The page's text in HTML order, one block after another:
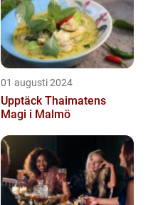
01 augusti 2024
Upptäck Thaimatens
Magi i Malmö